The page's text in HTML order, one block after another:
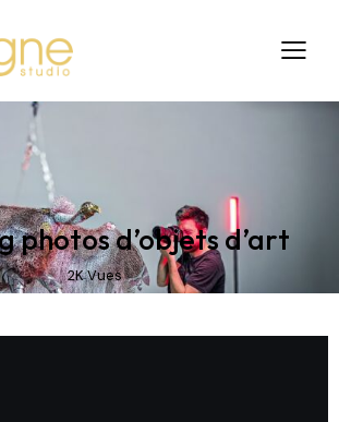
SHOOTING
photos d’objets d’art
2K Vues